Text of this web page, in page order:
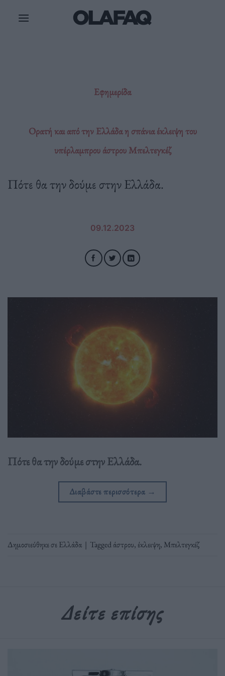
Εφημερίδα
Ορατή και από την Ελλάδα η σπάνια έκλειψη του
υπέρλαμπρου άστρου Μπελτεγκέζ
Πότε θα την δούμε στην Ελλάδα.
09.12.2023
Πότε θα την δούμε στην Ελλάδα.
Διαβάστε περισσότερα →
Δημοσιεύθηκε σεΕλλάδα | Taggedάστρου, έκλειψη, Μπελτεγκέζ
Δείτε επίσης